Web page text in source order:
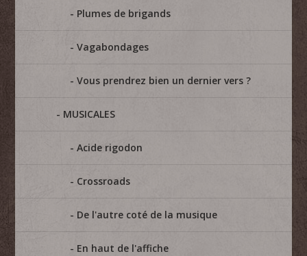
Plumes de brigands
Vagabondages
Vous prendrez bien un dernier vers ?
MUSICALES
Acide rigodon
Crossroads
De l'autre coté de la musique
En haut de l'affiche